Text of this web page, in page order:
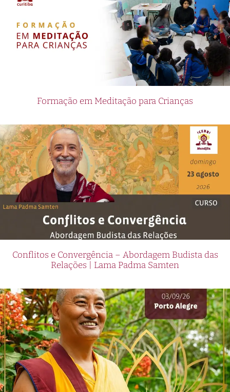
Formação em Meditação para Crianças
Conflitos e Convergência – Abordagem Budista das
Relações | Lama Padma Samten